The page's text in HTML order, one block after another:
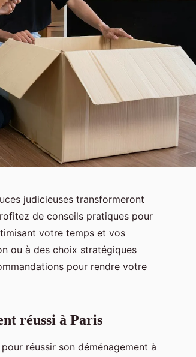
judicieuses transformeront
de conseils pratiques pour
votre temps et vos
ou à des choix stratégiques
pour rendre votre
réussi à Paris
réussir son déménagement à